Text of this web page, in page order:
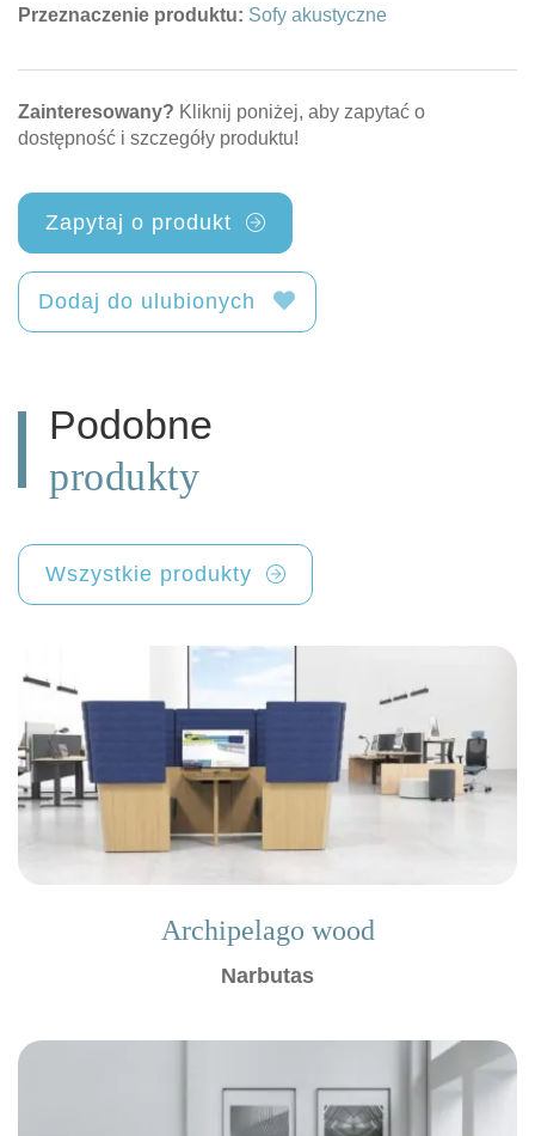
Przeznaczenie produktu: Sofy akustyczne
Zainteresowany? Kliknij poniżej, aby zapytać o
dostępność i szczegóły produktu!
Zapytaj o produkt
Dodaj do ulubionych
Podobne
produkty
Wszystkie produkty
Archipelago wood
Narbutas